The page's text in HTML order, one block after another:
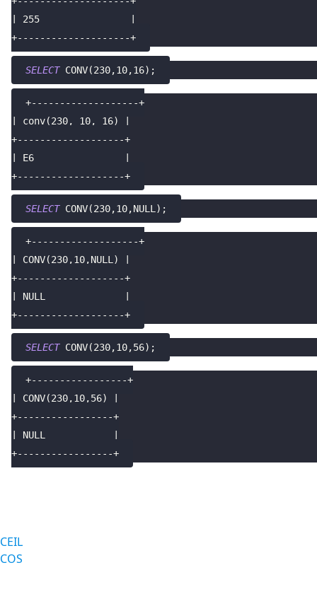
| 255                |
+--------------------+
SELECT CONV(230,10,16) ;
+-------------------+
| conv(230, 10, 16) |
+-------------------+
| E6                |
+-------------------+
SELECT CONV(230,10,NULL ) ;
+-------------------+
| CONV(230,10,NULL) |
+-------------------+
| NULL              |
+-------------------+
SELECT CONV(230,10,56) ;
+-----------------+
| CONV(230,10,56) |
+-----------------+
| NULL            |
+-----------------+
CEIL
COS